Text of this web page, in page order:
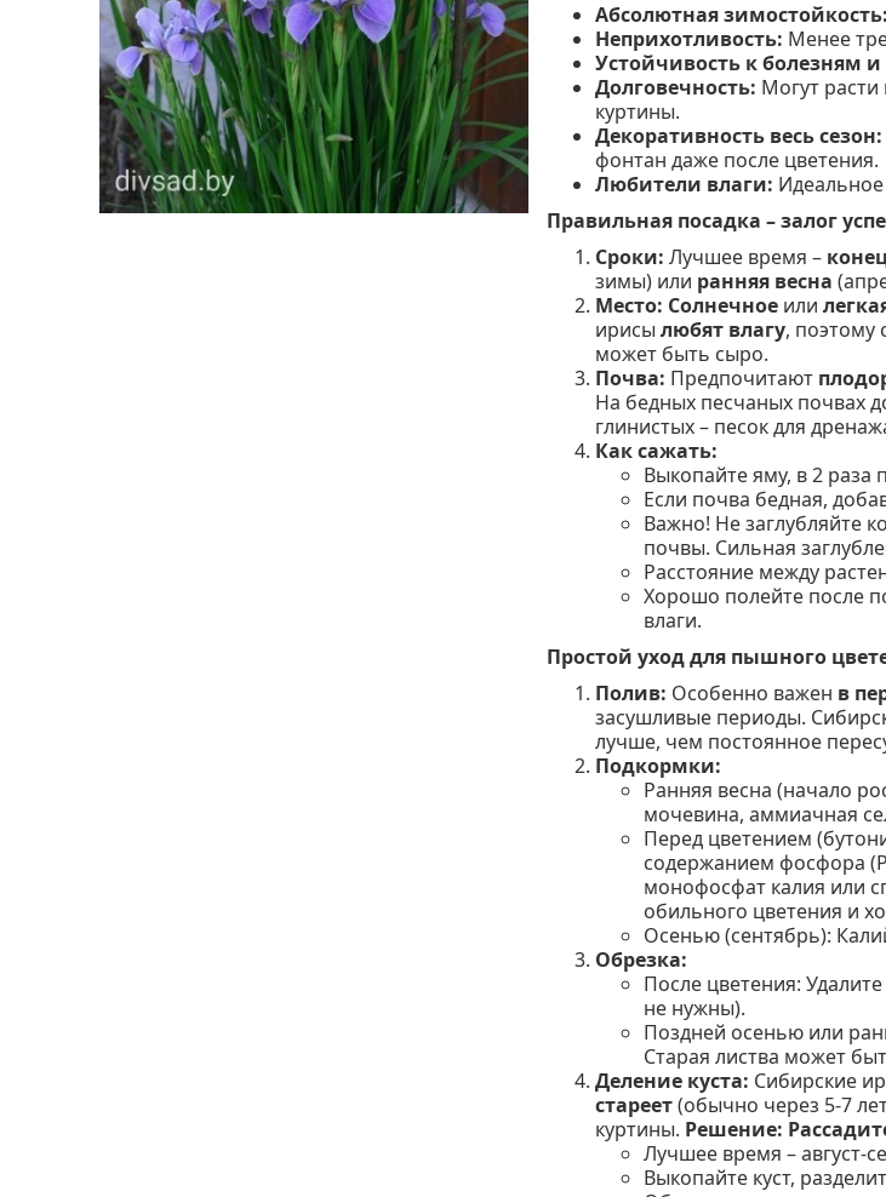
Абсолютная зимостойкость:
Неприхотливость: Менее
Устойчивость к болезням
Долговечность: Могут
куртины.
Декоративность весь сезон:
фонтан даже после цветения.
Любители влаги:
Правильная посадка – залог
Сроки: Лучшее время –
зимы) или ранняя весна
Место: Солнечное или
ирисылюбят влагу, поэтому
может быть сыро.
Почва: Предпочитают
На бедных песчаных почвах
глинистых – песок для
Как сажать:
Выкопайте яму, в 2
Если почва бедная,
Важно! Не заглубляйте
почвы. Сильная
Расстояние между
Хорошо полейте после
влаги.
Простой уход для пышного
Полив: Особенно важен в
засушливые периоды.
лучше, чем постоянное
Подкормки:
Ранняя весна (начало
мочевина, аммиачная
Перед цветением
содержанием фосфора
монофосфат калия или
обильного цветения и
Осенью (сентябрь):
Обрезка:
После цветения:
не нужны).
Поздней осенью или
Старая листва может
Деление куста: Сибирские
стареет(обычно через 5-7
куртины. Решение:
Лучшее время – август-
Выкопайте куст,